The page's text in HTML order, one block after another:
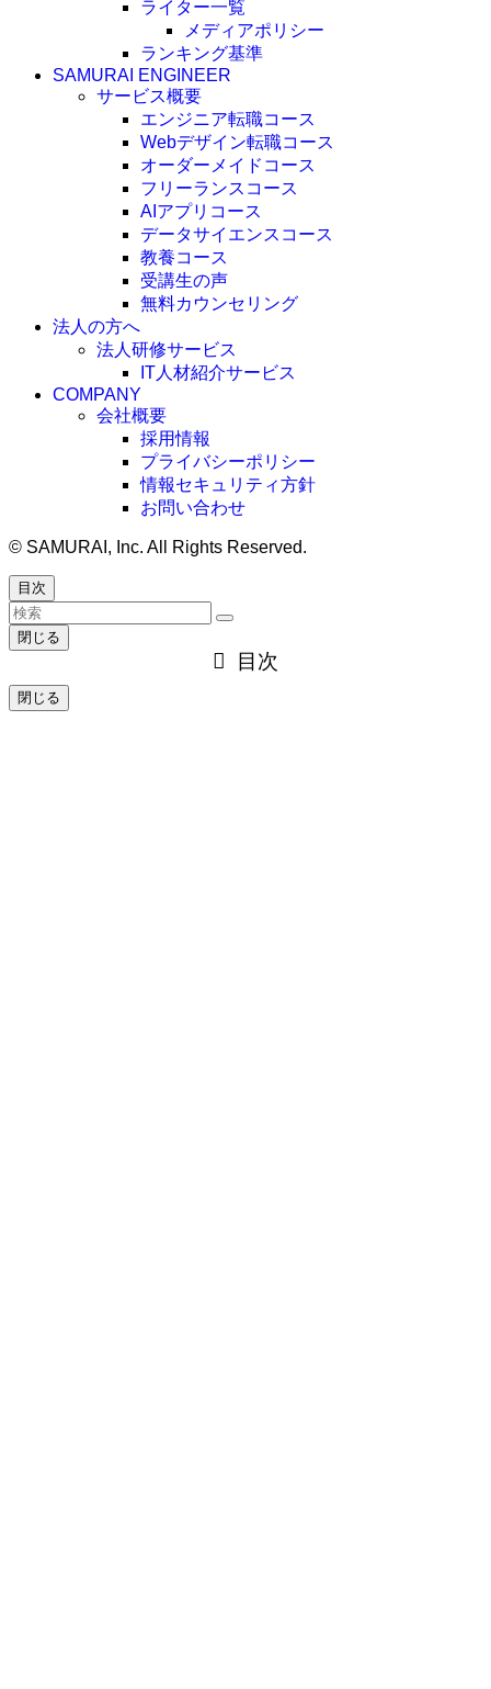
ライター一覧
メディアポリシー
ランキング基準
SAMURAI ENGINEER
サービス概要
エンジニア転職コース
Webデザイン転職コース
オーダーメイドコース
フリーランスコース
AIアプリコース
データサイエンスコース
教養コース
受講生の声
無料カウンセリング
法人の方へ
法人研修サービス
IT人材紹介サービス
COMPANY
会社概要
採用情報
プライバシーポリシー
情報セキュリティ方針
お問い合わせ
© SAMURAI, Inc. All Rights Reserved.
目次
閉じる
目次
閉じる